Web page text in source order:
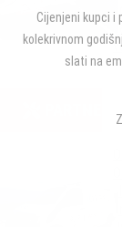
Cijenjeni kupci i
kolekrivnom
slati na